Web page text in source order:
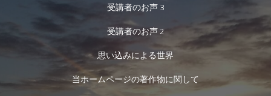
受講者のお声 3
受講者のお声 2
思い込みによる世界
当ホームページの著作物に関して